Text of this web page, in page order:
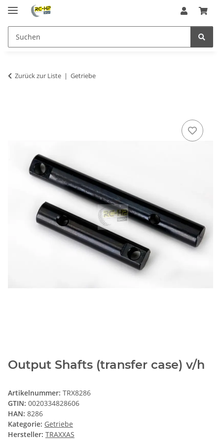
Zurück zur Liste Getriebe
Output Shafts (transfer case) v/h
Artikelnummer: TRX8286
GTIN: 0020334828606
HAN: 8286
Kategorie: Getriebe
Hersteller: TRAXXAS